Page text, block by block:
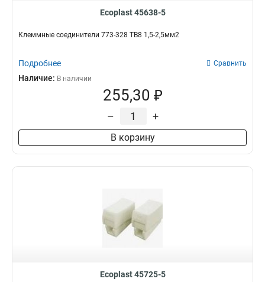
Ecoplast 45638-5
Клеммные соединители 773-328 ТВ8 1,5-2,5мм2
Подробнее Сравнить
Наличие: В наличии
255,30 ₽
– +
В корзину
Ecoplast 45725-5